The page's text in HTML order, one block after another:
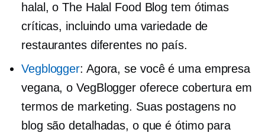
halal, o The Halal Food Blog tem ótimas
críticas, incluindo uma variedade de
restaurantes diferentes no país.
Vegblogger: Agora, se você é uma empresa
vegana, o VegBlogger oferece cobertura em
termos de marketing. Suas postagens no
blog são detalhadas, o que é ótimo para